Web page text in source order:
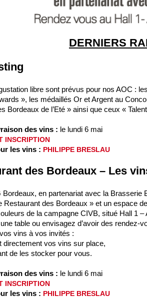
DERNIERS
libre sont prévus pour nos AOC :
», les médaillés Or et Argent au
Bordeaux de l’Eté » ainsi que ceux «
des vins : le lundi 6 mai
INSCRIPTION
les vins : PHILIPPE BRESLAU
des Bordeaux – Les
Bordeaux, en partenariat avec la
Restaurant des Bordeaux » et un espace
de la campagne CIVB, situé Hall 1 –
table ou envisagez d’avoir des rendez-
vins à vos invités :
directement vos vins sur place,
de les stocker pour vous.
des vins : le lundi 6 mai
INSCRIPTION
les vins : PHILIPPE BRESLAU